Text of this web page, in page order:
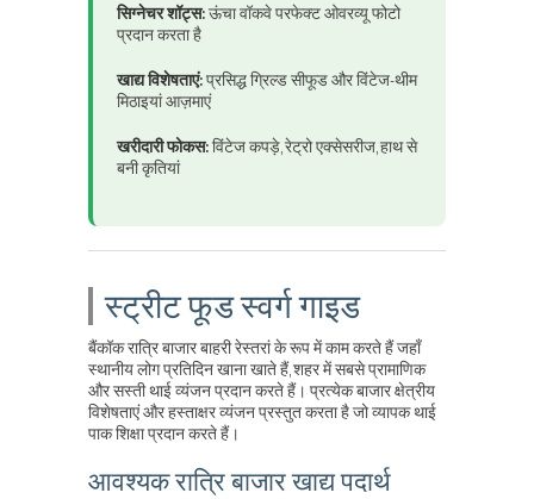
सिग्नेचर शॉट्स:ऊंचा वॉकवे परफेक्ट ओवरव्यू फोटो
प्रदान करता है
खाद्य विशेषताएं:प्रसिद्ध ग्रिल्ड सीफूड और विंटेज-थीम
मिठाइयां आज़माएं
खरीदारी फोकस:विंटेज कपड़े, रेट्रो एक्सेसरीज, हाथ से
बनी कृतियां
स्ट्रीट फूड स्वर्ग गाइड
बैंकॉक रात्रि बाजार बाहरी रेस्तरां के रूप में काम करते हैं जहाँ
स्थानीय लोग प्रतिदिन खाना खाते हैं, शहर में सबसे प्रामाणिक
और सस्ती थाई व्यंजन प्रदान करते हैं। प्रत्येक बाजार क्षेत्रीय
विशेषताएं और हस्ताक्षर व्यंजन प्रस्तुत करता है जो व्यापक थाई
पाक शिक्षा प्रदान करते हैं।
आवश्यक रात्रि बाजार खाद्य पदार्थ